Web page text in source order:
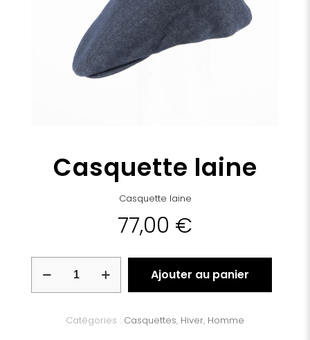
Casquette laine
Casquette laine
77,00 €
Casquette
Ajouter au panier
Catégories : Casquettes, Hiver, Homme